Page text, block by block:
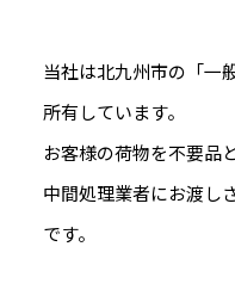
当社は北九州市の「一
所有しています。
お客様の荷物を不要品
中間処理業者にお渡し
です。